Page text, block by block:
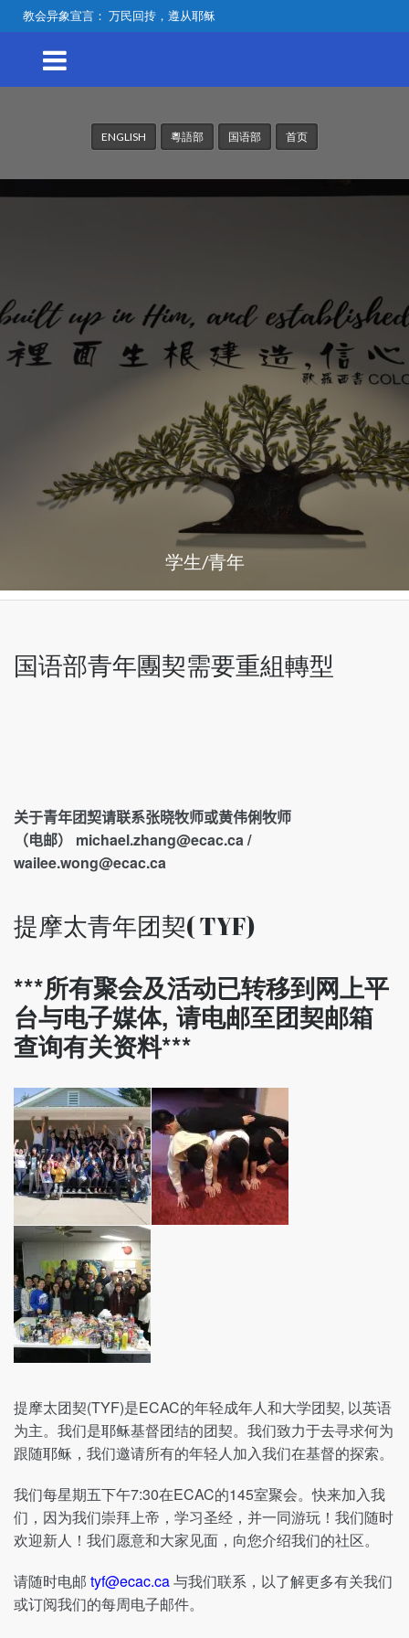
教会异象宣言： 万民回抟，遵从耶稣
ENGLISH 粵語部 国语部 首页
学生/青年
国语部青年團契需要重組轉型
关于青年团契请联系张晓牧师或黄伟俐牧师
（电邮） michael.zhang@ecac.ca /
wailee.wong@ecac.ca
提摩太青年团契( TYF)
***所有聚会及活动已转移到网上平
台与电子媒体, 请电邮至团契邮箱
查询有关资料***
提摩太团契(TYF)是ECAC的年轻成年人和大学团契, 以英语
为主。我们是耶稣基督团结的团契。我们致力于去寻求何为
跟随耶稣，我们邀请所有的年轻人加入我们在基督的探索。
我们每星期五下午7:30在ECAC的145室聚会。快来加入我
们，因为我们崇拜上帝，学习圣经，并一同游玩！我们随时
欢迎新人！我们愿意和大家见面，向您介绍我们的社区。
请随时电邮 tyf@ecac.ca与我们联系，以了解更多有关我们
或订阅我们的每周电子邮件。